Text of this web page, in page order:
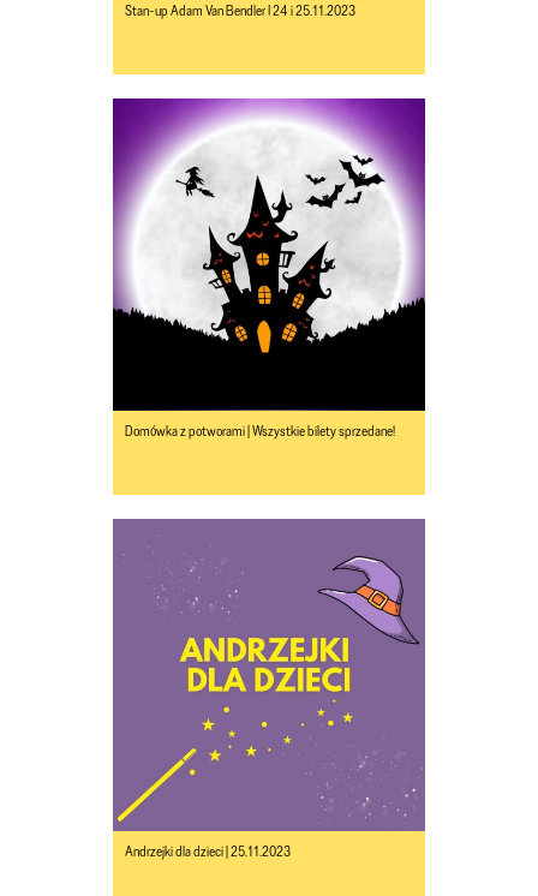
Stan-up Adam Van Bendler I 24 i 25.11.2023
Domówka z potworami | Wszystkie bilety sprzedane!
Andrzejki dla dzieci | 25.11.2023